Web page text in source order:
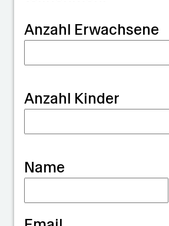
Anzahl Erwachsene
Anzahl Kinder
Name
G
a
r
d
n